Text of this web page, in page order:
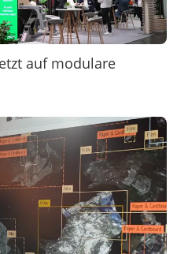
auf modulare